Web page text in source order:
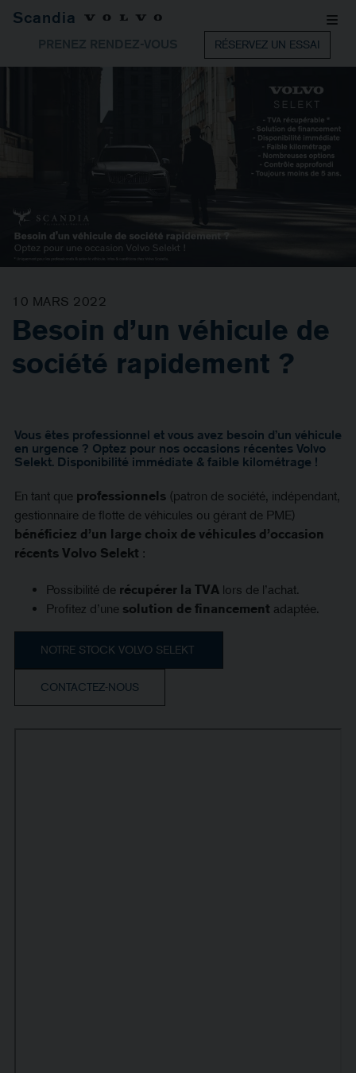
Scandia
PRENEZ RENDEZ-VOUS RÉSERVEZ UN ESSAI
10 MARS 2022
Besoin d’un véhicule de
société rapidement ?
Vous êtes professionnel et vous avez besoin d’un véhicule
en urgence ? Optez pour nos occasions récentes Volvo
Selekt. Disponibilité immédiate & faible kilométrage !
En tant que professionnels (patron de société, indépendant,
gestionnaire de flotte de véhicules ou gérant de PME)
bénéficiez d’un large choix de véhicules d’occasion
récents Volvo Selekt :
Possibilité de récupérer la TVA lors de l’achat.
Profitez d’une solution de financement adaptée.
NOTRE STOCK VOLVO SELEKT
CONTACTEZ-NOUS